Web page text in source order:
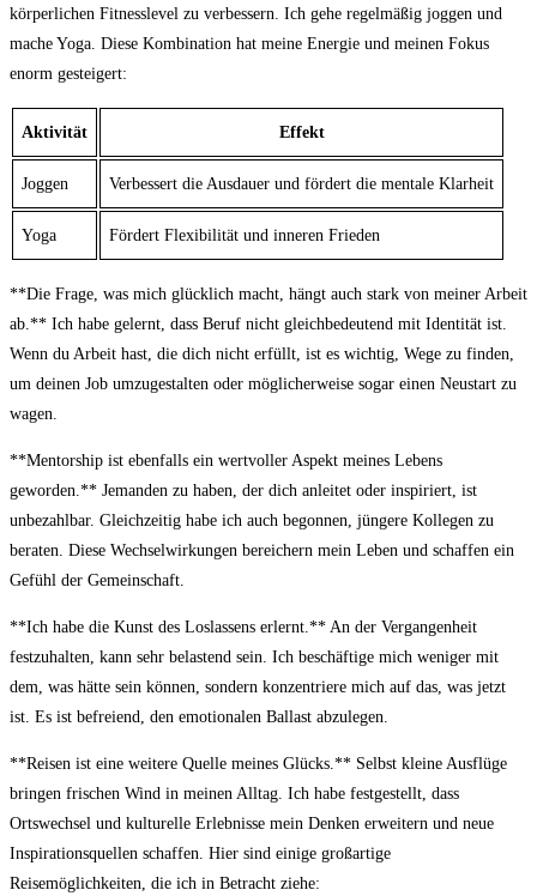
körperlichen Fitnesslevel zu verbessern. Ich gehe regelmäßig joggen und
mache Yoga. Diese Kombination hat meine Energie und meinen Fokus
enorm gesteigert:
Aktivität Effekt
Joggen Verbessert die Ausdauer und fördert die mentale Klarheit
Yoga Fördert Flexibilität und inneren Frieden
**Die Frage, was mich glücklich macht, hängt auch stark von meiner Arbeit
ab.** Ich habe gelernt, dass Beruf nicht gleichbedeutend mit Identität ist.
Wenn du Arbeit hast, die dich nicht erfüllt, ist es wichtig, Wege zu finden,
um deinen Job umzugestalten oder möglicherweise sogar einen Neustart zu
wagen.
**Mentorship ist ebenfalls ein wertvoller Aspekt meines Lebens
geworden.** Jemanden zu haben, der dich anleitet oder inspiriert, ist
unbezahlbar. Gleichzeitig habe ich auch begonnen, jüngere Kollegen zu
beraten. Diese Wechselwirkungen bereichern mein Leben und schaffen ein
Gefühl der Gemeinschaft.
**Ich habe die Kunst des Loslassens erlernt.** An der Vergangenheit
festzuhalten, kann sehr belastend sein. Ich beschäftige mich weniger mit
dem, was hätte sein können, sondern konzentriere mich auf das, was jetzt
ist. Es ist befreiend, den emotionalen Ballast abzulegen.
**Reisen ist eine weitere Quelle meines Glücks.** Selbst kleine Ausflüge
bringen frischen Wind in meinen Alltag. Ich habe festgestellt, dass
Ortswechsel und kulturelle Erlebnisse mein Denken erweitern und neue
Inspirationsquellen schaffen. Hier sind einige großartige
Reisemöglichkeiten, die ich in Betracht ziehe: